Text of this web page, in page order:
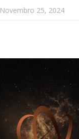
Novembro 25, 2024